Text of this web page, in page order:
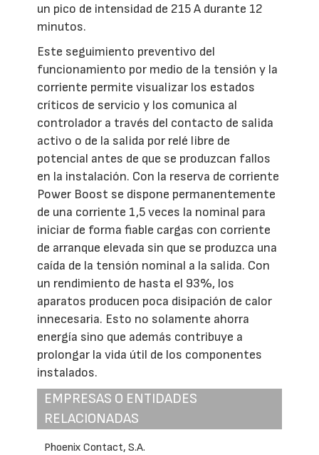
un pico de intensidad de 215 A durante 12
minutos.
Este seguimiento preventivo del
funcionamiento por medio de la tensión y la
corriente permite visualizar los estados
críticos de servicio y los comunica al
controlador a través del contacto de salida
activo o de la salida por relé libre de
potencial antes de que se produzcan fallos
en la instalación. Con la reserva de corriente
Power Boost se dispone permanentemente
de una corriente 1,5 veces la nominal para
iniciar de forma fiable cargas con corriente
de arranque elevada sin que se produzca una
caída de la tensión nominal a la salida. Con
un rendimiento de hasta el 93%, los
aparatos producen poca disipación de calor
innecesaria. Esto no solamente ahorra
energía sino que además contribuye a
prolongar la vida útil de los componentes
instalados.
EMPRESAS O ENTIDADES
RELACIONADAS
Phoenix Contact, S.A.